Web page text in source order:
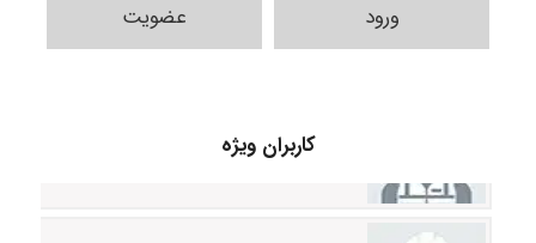
ورود عضویت
کاربران ویژه